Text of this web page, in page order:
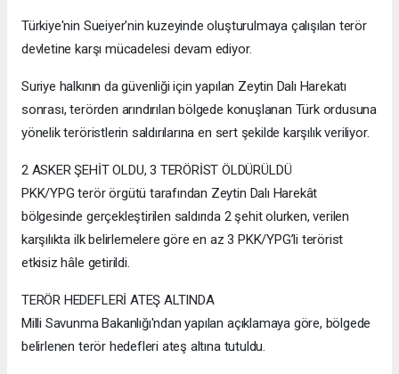
Türkiye'nin Sueiyer'nin kuzeyinde oluşturulmaya çalışılan terör
devletine karşı mücadelesi devam ediyor.
Suriye halkının da güvenliği için yapılan Zeytin Dalı Harekatı
sonrası, terörden arındırılan bölgede konuşlanan Türk ordusuna
yönelik teröristlerin saldırılarına en sert şekilde karşılık veriliyor.
2 ASKER ŞEHİT OLDU, 3 TERÖRİST ÖLDÜRÜLDÜ
PKK/YPG terör örgütü tarafından Zeytin Dalı Harekât
bölgesinde gerçekleştirilen saldırıda 2 şehit olurken, verilen
karşılıkta ilk belirlemelere göre en az 3 PKK/YPG’li terörist
etkisiz hâle getirildi.
TERÖR HEDEFLERİ ATEŞ ALTINDA
Milli Savunma Bakanlığı'ndan yapılan açıklamaya göre, bölgede
belirlenen terör hedefleri ateş altına tutuldu.